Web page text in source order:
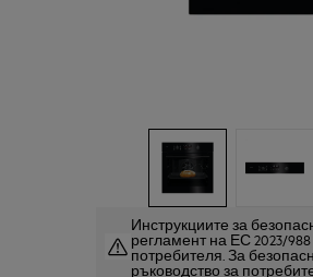
Инструкциите за
регламент на ЕС 2023/
потребителя. За
ръководство за